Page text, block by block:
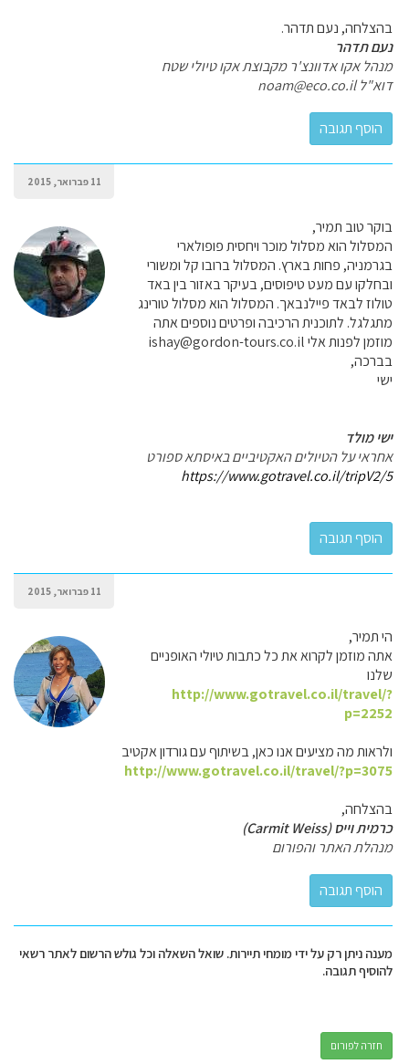
בהצלחה, נעם תדהר.
נעם תדהר
מנהל אקו אדוונצ'ר מקבוצת אקו טיולי שטח
דוא"ל noam@eco.co.il
11 פברואר, 2015
בוקר טוב תמיר,
המסלול הוא מסלול מוכר ויחסית פופולארי
בגרמניה, פחות בארץ. המסלול ברובו קל ומשורי
ובחלקו עם מעט טיפוסים, בעיקר באזור בין באד
טולוז לבאד פיילנבאך. המסלול הוא מסלול טורינג
מתגלגל. לתוכנית הרכיבה ופרטים נוספים אתה
מוזמן לפנות אלי ishay@gordon-tours.co.il
בברכה,
ישי
ישי מולד
אחראי על הטיולים האקטיביים באיסתא ספורט
https://www.gotravel.co.il/tripV2/5
11 פברואר, 2015
הי תמיר,
אתה מוזמן לקרוא את כל כתבות טיולי האופניים
שלנו
http://www.gotravel.co.il/travel/?
p=2252
ולראות מה מציעים אנו כאן, בשיתוף עם גורדון אקטיב
http://www.gotravel.co.il/travel/?p=3075
בהצלחה,
כרמית וייס (Carmit Weiss)
מנהלת האתר והפורום
מענה ניתן רק על ידי מומחי תיירות. שואל השאלה וכל גולש הרשום לאתר רשאי
להוסיף תגובה.
חזרה לפורום